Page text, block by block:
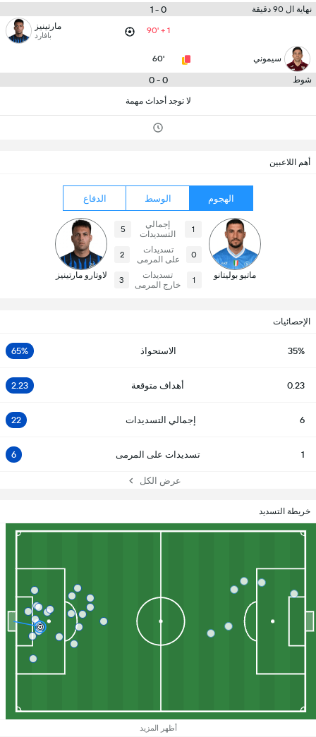
نهاية ال 90 دقيقة 0 - 1
90' + 1 مارتينيز
بافارد
سيموني 60'
شوط 0 - 0
لا توجد أحداث مهمة
أهم اللاعبين
الهجوم الوسط الدفاع
ماتيو بوليتانو
1
إجمالي
التسديدات
5
0
تسديدات
على المرمى
2
1
تسديدات
خارج المرمى
3 لاوتارو مارتينيز
الإحصائيات
35% الاستحواذ 65%
0.23 أهداف متوقعة 2.23
6 إجمالي التسديدات 22
1 تسديدات على المرمى 6
عرض الكل
خريطة التسديد
أظهر المزيد